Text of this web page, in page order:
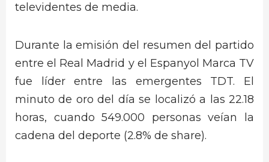
televidentes de media.
Durante la emisión del resumen del partido
entre el Real Madrid y el Espanyol Marca TV
fue líder entre las emergentes TDT. El
minuto de oro del día se localizó a las 22.18
horas, cuando 549.000 personas veían la
cadena del deporte (2.8% de share).